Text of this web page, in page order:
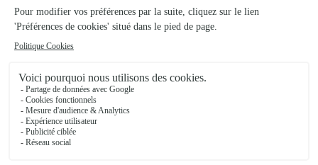
Le Jardin des Fleurs
Noisy le Grand
★★★★★3.9 (182)
12, route de Gournay